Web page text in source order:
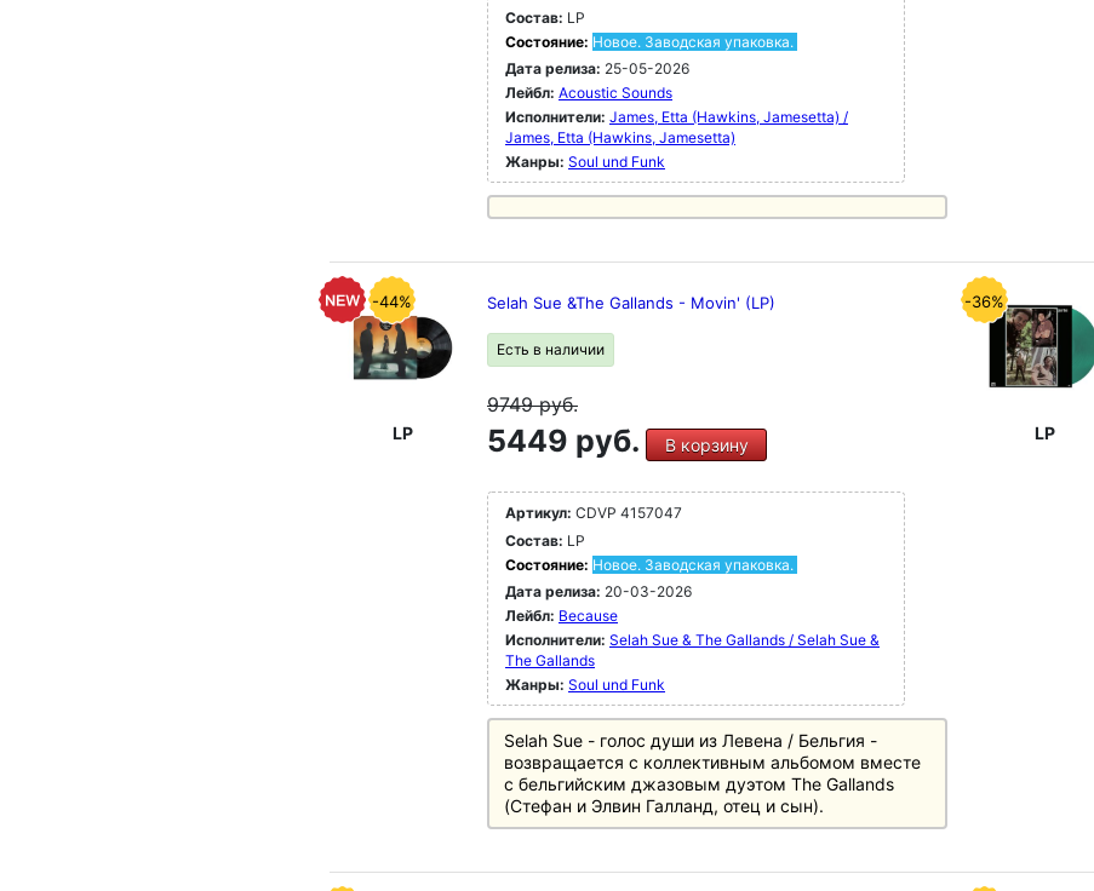
Состав: LP
Состояние: Новое. Заводская упаковка.
Дата релиза: 25-05-2026
Лейбл: Acoustic Sounds
Исполнители: James, Etta (Hawkins, Jamesetta) /
James, Etta (Hawkins, Jamesetta)
Жанры: Soul und Funk
-44%
LP
Selah Sue &The Gallands - Movin' (LP)
Есть в наличии
9749руб.
5449 руб. В корзину
Артикул: CDVP 4157047
Состав: LP
Состояние: Новое. Заводская упаковка.
Дата релиза: 20-03-2026
Лейбл: Because
Исполнители: Selah Sue & The Gallands / Selah Sue &
The Gallands
Жанры: Soul und Funk
Selah Sue - голос души из Левена / Бельгия -
возвращается с коллективным альбомом вместе
с бельгийским джазовым дуэтом The Gallands
(Стефан и Элвин Галланд, отец и сын).
-36%
LP